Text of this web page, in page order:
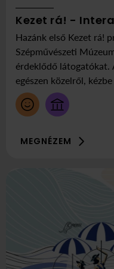
Kezet rá! -
Hazánk első Kezet rá!
Szépművészeti
érdeklődő látogatókat.
egészen közelről,
éves műtárgyakat,
önkéntesei mesélnek
MEGNÉZEM